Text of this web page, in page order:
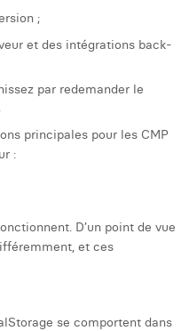
;
et des intégrations back-
par redemander le
principales pour les CMP
:
D’un point de vue
et ces
se comportent dans